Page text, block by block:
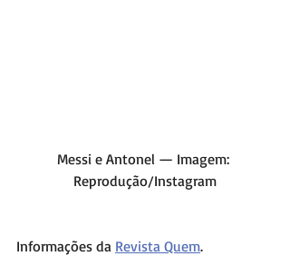
Messi e Antonel — Imagem:
Reprodução/Instagram
Informações da Revista Quem.